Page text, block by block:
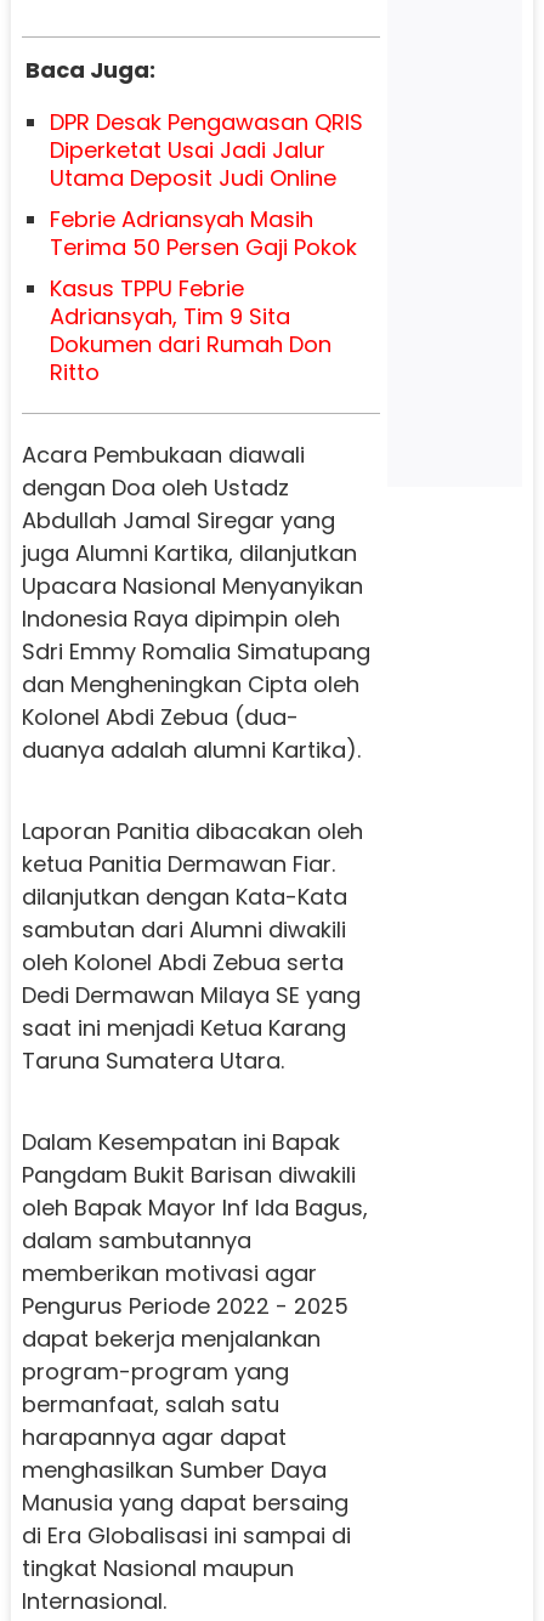
Baca Juga:
DPR Desak Pengawasan QRIS
Diperketat Usai Jadi Jalur
Utama Deposit Judi Online
Febrie Adriansyah Masih
Terima 50 Persen Gaji Pokok
Kasus TPPU Febrie
Adriansyah, Tim 9 Sita
Dokumen dari Rumah Don
Ritto
Acara Pembukaan diawali
dengan Doa oleh Ustadz
Abdullah Jamal Siregar yang
juga Alumni Kartika, dilanjutkan
Upacara Nasional Menyanyikan
Indonesia Raya dipimpin oleh
Sdri Emmy Romalia Simatupang
dan Mengheningkan Cipta oleh
Kolonel Abdi Zebua (dua-
duanya adalah alumni Kartika).
Laporan Panitia dibacakan oleh
ketua Panitia Dermawan Fiar.
dilanjutkan dengan Kata-Kata
sambutan dari Alumni diwakili
oleh Kolonel Abdi Zebua serta
Dedi Dermawan Milaya SE yang
saat ini menjadi Ketua Karang
Taruna Sumatera Utara.
Dalam Kesempatan ini Bapak
Pangdam Bukit Barisan diwakili
oleh Bapak Mayor Inf Ida Bagus,
dalam sambutannya
memberikan motivasi agar
Pengurus Periode 2022 - 2025
dapat bekerja menjalankan
program-program yang
bermanfaat, salah satu
harapannya agar dapat
menghasilkan Sumber Daya
Manusia yang dapat bersaing
di Era Globalisasi ini sampai di
tingkat Nasional maupun
Internasional.